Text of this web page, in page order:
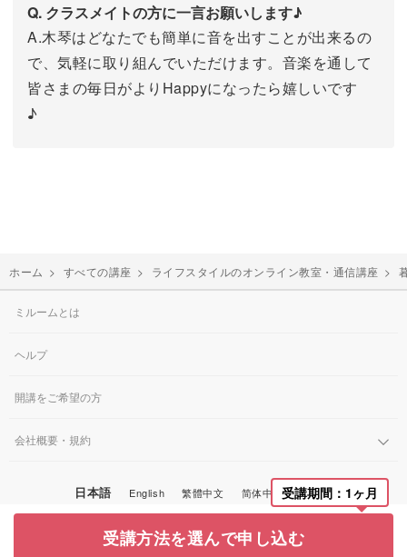
Q. クラスメイトの方に一言お願いします♪
A.木琴はどなたでも簡単に音を出すことが出来るの
で、気軽に取り組んでいただけます。音楽を通して
皆さまの毎日がよりHappyになったら嬉しいです
♪
ホーム > すべての講座 > ライフスタイルのオンライン教室・通信講座 >
受講期間：1ヶ月
受講方法を選んで申し込む
ミルームとは
ヘルプ
開講をご希望の方
会社概要・規約
日本語 English 繁體中文 简体中文 한국어
© Miroom, Inc.